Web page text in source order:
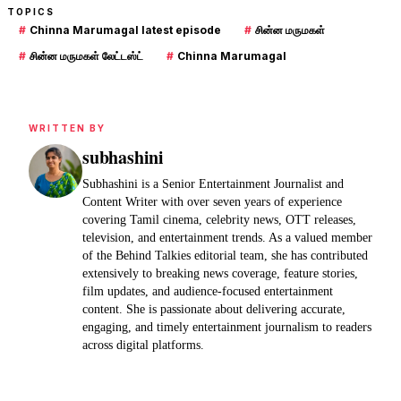
TOPICS
# Chinna Marumagal latest episode # சின்ன மருமகள்
# சின்ன மருமகள் லேட்டஸ்ட் # Chinna Marumagal
WRITTEN BY
subhashini
Subhashini is a Senior Entertainment Journalist and
Content Writer with over seven years of experience
covering Tamil cinema, celebrity news, OTT releases,
television, and entertainment trends. As a valued member
of the Behind Talkies editorial team, she has contributed
extensively to breaking news coverage, feature stories,
film updates, and audience-focused entertainment
content. She is passionate about delivering accurate,
engaging, and timely entertainment journalism to readers
across digital platforms.